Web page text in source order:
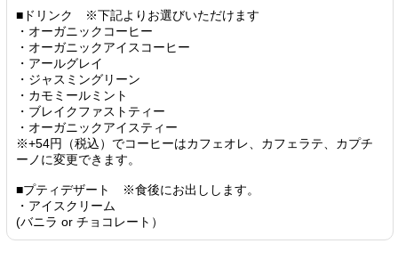
■ドリンク ※下記よりお選びいただけます
・オーガニックコーヒー
・オーガニックアイスコーヒー
・アールグレイ
・ジャスミングリーン
・カモミールミント
・ブレイクファストティー
・オーガニックアイスティー
※+54円（税込）でコーヒーはカフェオレ、カフェラテ、カプチ
ーノに変更できます。
■プティデザート ※食後にお出しします。
・アイスクリーム
(バニラ or チョコレート）